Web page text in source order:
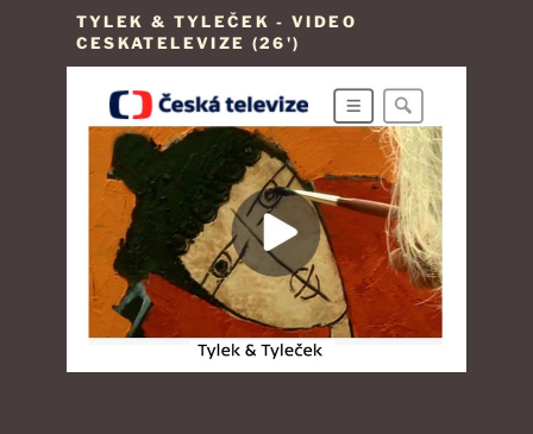
TYLEK & TYLEČEK - VIDEO
CESKATELEVIZE (26')